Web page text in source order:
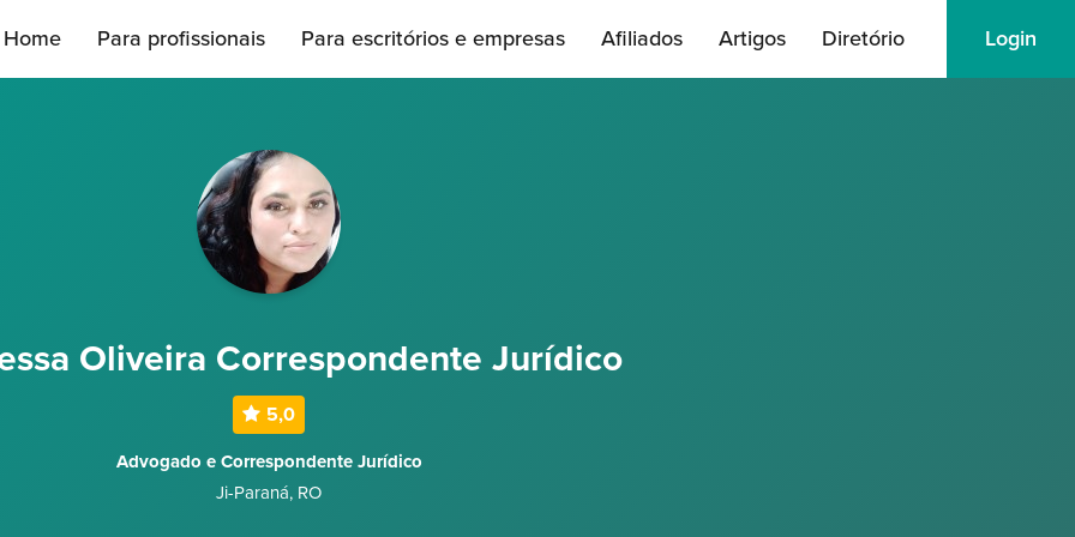
Home Para profissionais Para escritórios e empresas Afiliados Artigos Diretório Login
Oliveira Correspondente Jurídico
5,0
Advogado e Correspondente Jurídico
Ji-Paraná, RO